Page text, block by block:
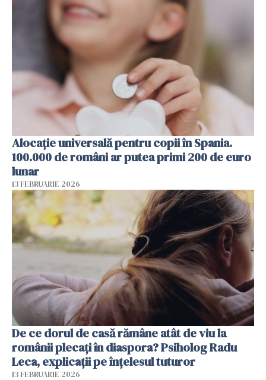
Alocație universală pentru copii în Spania.
100.000 de români ar putea primi 200 de euro
lunar
13 FEBRUARIE 2026
De ce dorul de casă rămâne atât de viu la
românii plecați în diaspora? Psiholog Radu
Leca, explicații pe înțelesul tuturor
13 FEBRUARIE 2026